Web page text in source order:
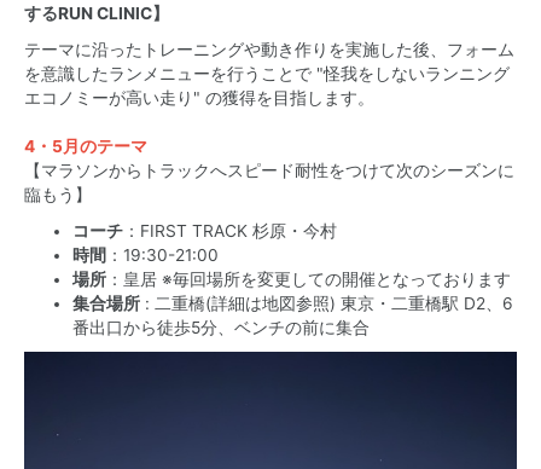
するRUN CLINIC】
テーマに沿ったトレーニングや動き作りを実施した後、フォーム
を意識したランメニューを行うことで "怪我をしないランニング
エコノミーが高い走り" の獲得を目指します。
4・5月のテーマ
【マラソンからトラックへスピード耐性をつけて次のシーズンに
臨もう】
コーチ ：FIRST TRACK 杉原・今村
時間 ：19:30-21:00
場所 ：皇居 ※毎回場所を変更しての開催となっております
集合場所 : 二重橋(詳細は地図参照) 東京・二重橋駅 D2、6
番出口から徒歩5分、ベンチの前に集合